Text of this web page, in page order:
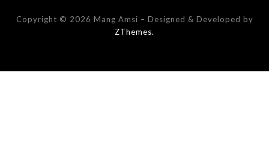
Copyright © 2026 Mang Amsi – Designed & Developed by
ZThemes.